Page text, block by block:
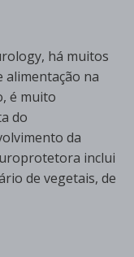
há muitos
alimentação na
é muito
do
da
inclui
de vegetais, de